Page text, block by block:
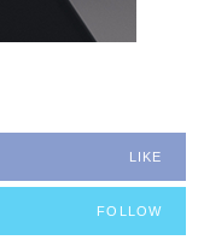
LIKE
FOLLOW